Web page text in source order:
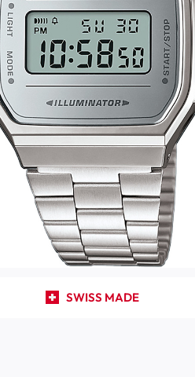
SWISS MADE